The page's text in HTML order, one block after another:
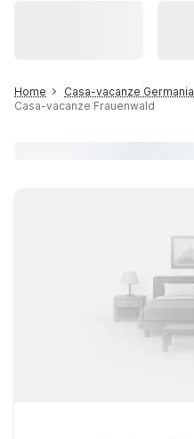
Home Casa-vacanze Germania
Casa-vacanze Frauenwald